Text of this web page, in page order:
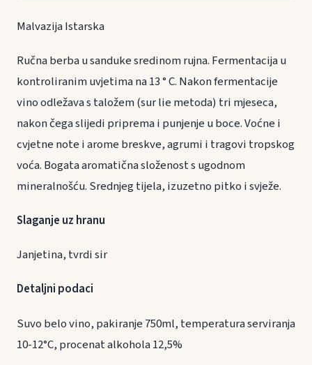
Malvazija Istarska
Ručna berba u sanduke sredinom rujna. Fermentacija u
kontroliranim uvjetima na 13 ° C. Nakon fermentacije
vino odležava s taložem (sur lie metoda) tri mjeseca,
nakon čega slijedi priprema i punjenje u boce. Voćne i
cvjetne note i arome breskve, agrumi i tragovi tropskog
voća. Bogata aromatična složenost s ugodnom
mineralnošću. Srednjeg tijela, izuzetno pitko i svježe.
Slaganje uz hranu
Janjetina, tvrdi sir
Detaljni podaci
Suvo belo vino, pakiranje 750ml, temperatura serviranja
10-12°C, procenat alkohola 12,5%